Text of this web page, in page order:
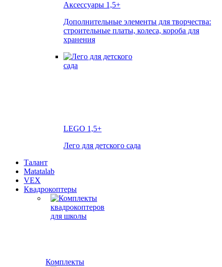
Аксессуары 1,5+
Дополнительные элементы для творчества:
строительные платы, колеса, короба для
хранения
LEGO 1,5+
Лего для детского сада
Талант
Matatalab
VEX
Квадрокоптеры
Комплекты